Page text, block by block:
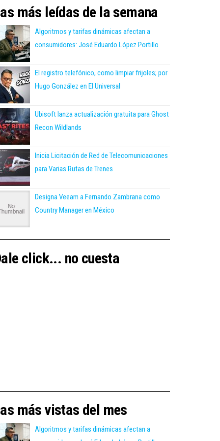
más leídas de la semana
Algoritmos y tarifas dinámicas afectan a
consumidores: José Eduardo López Portillo
El registro telefónico, como limpiar frijoles; por
Hugo González en El Universal
Ubisoft lanza actualización gratuita para Ghost
Recon Wildlands
Inicia Licitación de Red de Telecomunicaciones
para Varias Rutas de Trenes
Designa Veeam a Fernando Zambrana como
Country Manager en México
click... no cuesta
más vistas del mes
Algoritmos y tarifas dinámicas afectan a